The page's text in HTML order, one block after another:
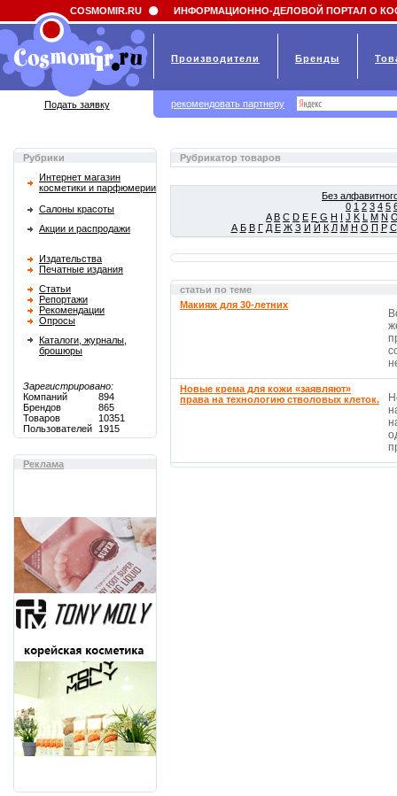
Field 'news_title' doesn't have a default value
Рубрики
Интернет магазин
косметики и парфюмерии
Салоны красоты
Акции и распродажи
Издательства
Печатные издания
Статьи
Репортажи
Рекомендации
Опросы
Каталоги, журналы,
брошюры
Зарегистрировано:
Компаний
894
Брендов
865
Товаров
10351
Пользователей
1915
Реклама
Рубрикатор товаров
Без
0 1 2 3 4 5
A B C D E F G H I J K L M N
А Б В Г Д Е Ж З И Й К Л М Н О П Р С
статьи по теме
Макияж для 30-летних
Новые крема для кожи «заявляют»
права на технологию стволовых клеток.
COSMOMIR.RU ИНФОРМАЦИОННО-ДЕЛОВОЙ ПОРТАЛ О
Производители Бренды
Подать заявку рекомендовать партнеру